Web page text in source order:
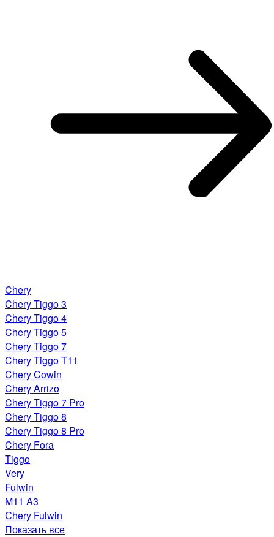
Chery
Chery Tiggo 3
Chery Tiggo 4
Chery Tiggo 5
Chery Tiggo 7
Chery Tiggo T11
Chery Cowin
Chery Arrizo
Chery Tiggo 7 Pro
Chery Tiggo 8
Chery Tiggo 8 Pro
Chery Fora
Tiggo
Very
Fulwin
M11 A3
Сhery Fulwin
Показать все